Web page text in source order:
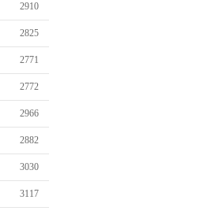
2910
2825
2771
2772
2966
2882
3030
3117